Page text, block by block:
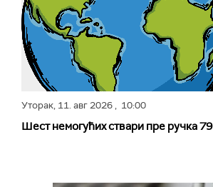
Уторак, 11. авг 2026, 10:00
Шест немогућих ствари пре ручка 79